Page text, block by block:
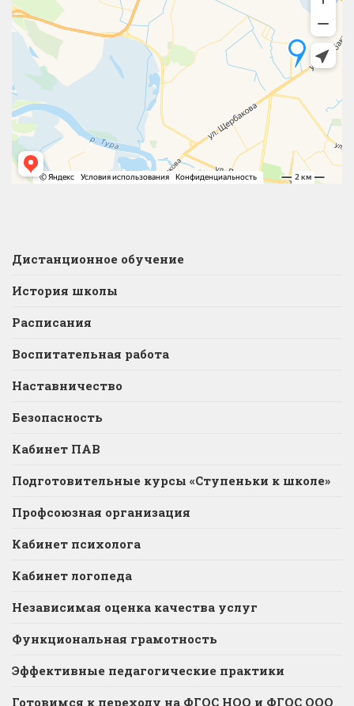
Дистанционное обучение
История школы
Расписания
Воспитательная работа
Наставничество
Безопасность
Кабинет ПАВ
Подготовительные курсы «Ступеньки к школе»
Профсоюзная организация
Кабинет психолога
Кабинет логопеда
Независимая оценка качества услуг
Функциональная грамотность
Эффективные педагогические практики
Готовимся к переходу на ФГОС НОО и ФГОС ООО